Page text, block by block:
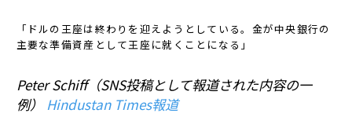
「ドルの王座は終わりを迎えようとしている。金が中央銀行の
主要な準備資産として王座に就くことになる」
Peter Schiff（SNS投稿として報道された内容の一
例） Hindustan Times報道